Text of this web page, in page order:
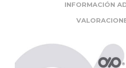
INFORMACIÓN